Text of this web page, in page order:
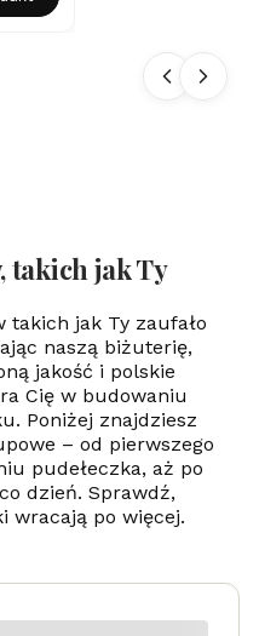
takich jak Ty
jak Ty zaufało
naszą biżuterię,
jakość i polskie
Cię w budowaniu
Poniżej znajdziesz
– od pierwszego
pudełeczka, aż po
dzień. Sprawdź,
wracają po więcej.